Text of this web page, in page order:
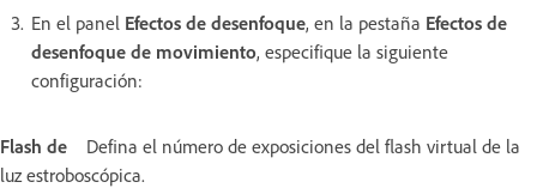
En el panel Efectos de desenfoque, en la pestaña Efectos de
desenfoque de movimiento, especifique la siguiente
configuración:
Flash de
Defina el número de exposiciones del flash virtual de la
luz estroboscópica.